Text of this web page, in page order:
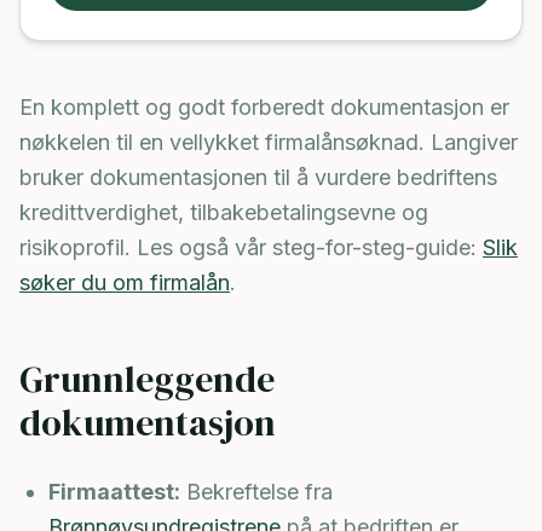
En komplett og godt forberedt dokumentasjon er
nøkkelen til en vellykket firmalånsøknad. Langiver
bruker dokumentasjonen til å vurdere bedriftens
kredittverdighet, tilbakebetalingsevne og
risikoprofil. Les også vår steg-for-steg-guide: Slik
søker du om firmalån.
Grunnleggende
dokumentasjon
Firmaattest: Bekreftelse fra